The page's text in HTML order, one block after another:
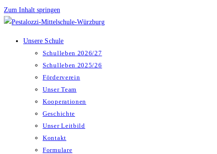
Zum Inhalt springen
Unsere Schule
Schulleben 2026/27
Schulleben 2025/26
Förderverein
Unser Team
Kooperationen
Geschichte
Unser Leitbild
Kontakt
Formulare